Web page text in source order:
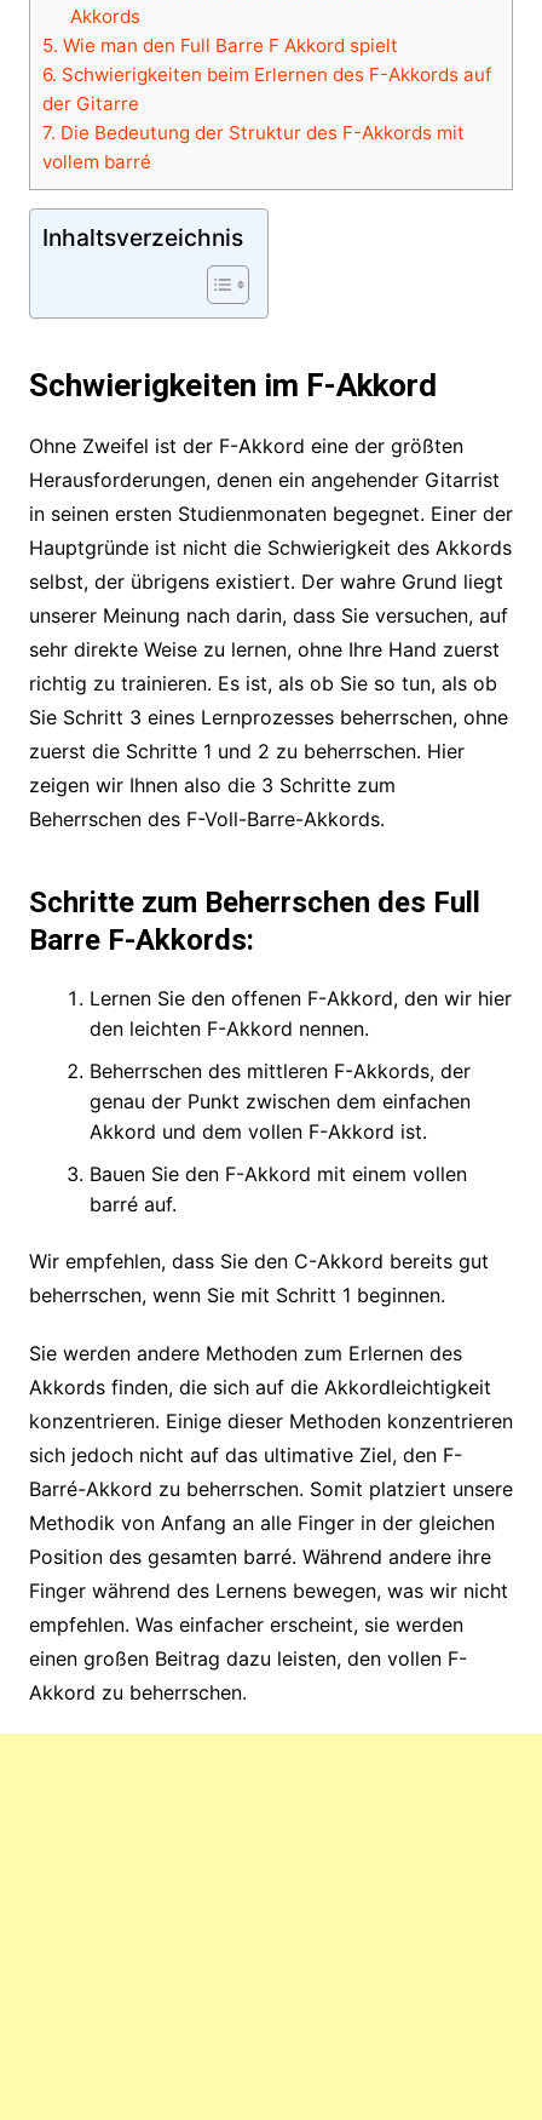
Akkords
5. Wie man den Full Barre F Akkord spielt
6. Schwierigkeiten beim Erlernen des F-Akkords auf
der Gitarre
7. Die Bedeutung der Struktur des F-Akkords mit
vollem barré
Inhaltsverzeichnis
Schwierigkeiten im F-Akkord
Ohne Zweifel ist der F-Akkord eine der größten
Herausforderungen, denen ein angehender Gitarrist
in seinen ersten Studienmonaten begegnet. Einer der
Hauptgründe ist nicht die Schwierigkeit des Akkords
selbst, der übrigens existiert. Der wahre Grund liegt
unserer Meinung nach darin, dass Sie versuchen, auf
sehr direkte Weise zu lernen, ohne Ihre Hand zuerst
richtig zu trainieren. Es ist, als ob Sie so tun, als ob
Sie Schritt 3 eines Lernprozesses beherrschen, ohne
zuerst die Schritte 1 und 2 zu beherrschen. Hier
zeigen wir Ihnen also die 3 Schritte zum
Beherrschen des F-Voll-Barre-Akkords.
Schritte zum Beherrschen des Full
Barre F-Akkords:
Lernen Sie den offenen F-Akkord, den wir hier
den leichten F-Akkord nennen.
Beherrschen des mittleren F-Akkords, der
genau der Punkt zwischen dem einfachen
Akkord und dem vollen F-Akkord ist.
Bauen Sie den F-Akkord mit einem vollen
barré auf.
Wir empfehlen, dass Sie den C-Akkord bereits gut
beherrschen, wenn Sie mit Schritt 1 beginnen.
Sie werden andere Methoden zum Erlernen des
Akkords finden, die sich auf die Akkordleichtigkeit
konzentrieren. Einige dieser Methoden konzentrieren
sich jedoch nicht auf das ultimative Ziel, den F-
Barré-Akkord zu beherrschen. Somit platziert unsere
Methodik von Anfang an alle Finger in der gleichen
Position des gesamten barré. Während andere ihre
Finger während des Lernens bewegen, was wir nicht
empfehlen. Was einfacher erscheint, sie werden
einen großen Beitrag dazu leisten, den vollen F-
Akkord zu beherrschen.